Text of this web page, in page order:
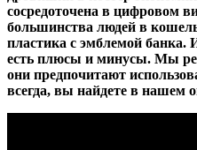
сосредоточена в цифровом
большинства людей в
пластика с эмблемой банка.
есть плюсы и минусы. Мы
они предпочитают
всегда, вы найдете в нашем